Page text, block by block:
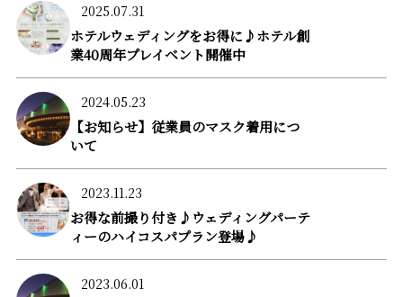
2025.07.31
ホテルウェディングをお得に♪ホテル創
業40周年プレイベント開催中
2024.05.23
【お知らせ】従業員のマスク着用につ
いて
2023.11.23
お得な前撮り付き♪ウェディングパーテ
ィーのハイコスパプラン登場♪
2023.06.01